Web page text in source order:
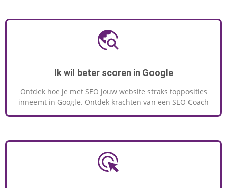
Ik wil beter scoren in Google
Ontdek hoe je met SEO jouw website straks topposities
inneemt in Google. Ontdek krachten van een SEO Coach